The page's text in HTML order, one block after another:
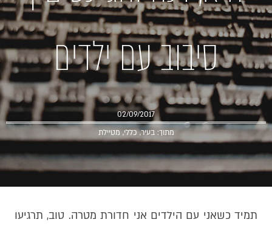
סיבוב עם ילדים
02/09/2017
מתוך:בעיר,כללי, מטיילת
תמיד כשאני עם הילדים אני חדורת מטרה. טוב, תרגיעו